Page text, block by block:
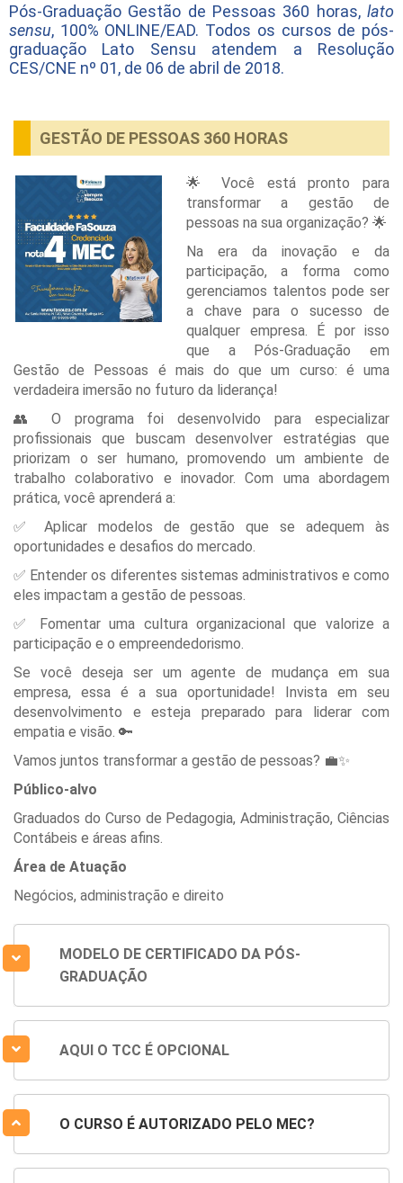
Pós-Graduação Gestão de Pessoas 360 horas, lato
sensu, 100% ONLINE/EAD. Todos os cursos de pós-
graduação Lato Sensu atendem a Resolução
CES/CNE nº 01, de 06 de abril de 2018.
GESTÃO DE PESSOAS 360 HORAS
🌟 Você está pronto para
transformar a gestão de
pessoas na sua organização? 🌟
Na era da inovação e da
participação, a forma como
gerenciamos talentos pode ser
a chave para o sucesso de
qualquer empresa. É por isso
que a Pós-Graduação em
Gestão de Pessoas é mais do que um curso: é uma
verdadeira imersão no futuro da liderança!
👥 O programa foi desenvolvido para especializar
profissionais que buscam desenvolver estratégias que
priorizam o ser humano, promovendo um ambiente de
trabalho colaborativo e inovador. Com uma abordagem
prática, você aprenderá a:
✅ Aplicar modelos de gestão que se adequem às
oportunidades e desafios do mercado.
✅ Entender os diferentes sistemas administrativos e como
eles impactam a gestão de pessoas.
✅ Fomentar uma cultura organizacional que valorize a
participação e o empreendedorismo.
Se você deseja ser um agente de mudança em sua
empresa, essa é a sua oportunidade! Invista em seu
desenvolvimento e esteja preparado para liderar com
empatia e visão. 🔑
Vamos juntos transformar a gestão de pessoas? 💼✨
Público-alvo
Graduados do Curso de Pedagogia, Administração, Ciências
Contábeis e áreas afins.
Área de Atuação
Negócios, administração e direito
MODELO DE CERTIFICADO DA PÓS-
GRADUAÇÃO
AQUI O TCC É OPCIONAL
O CURSO É AUTORIZADO PELO MEC?